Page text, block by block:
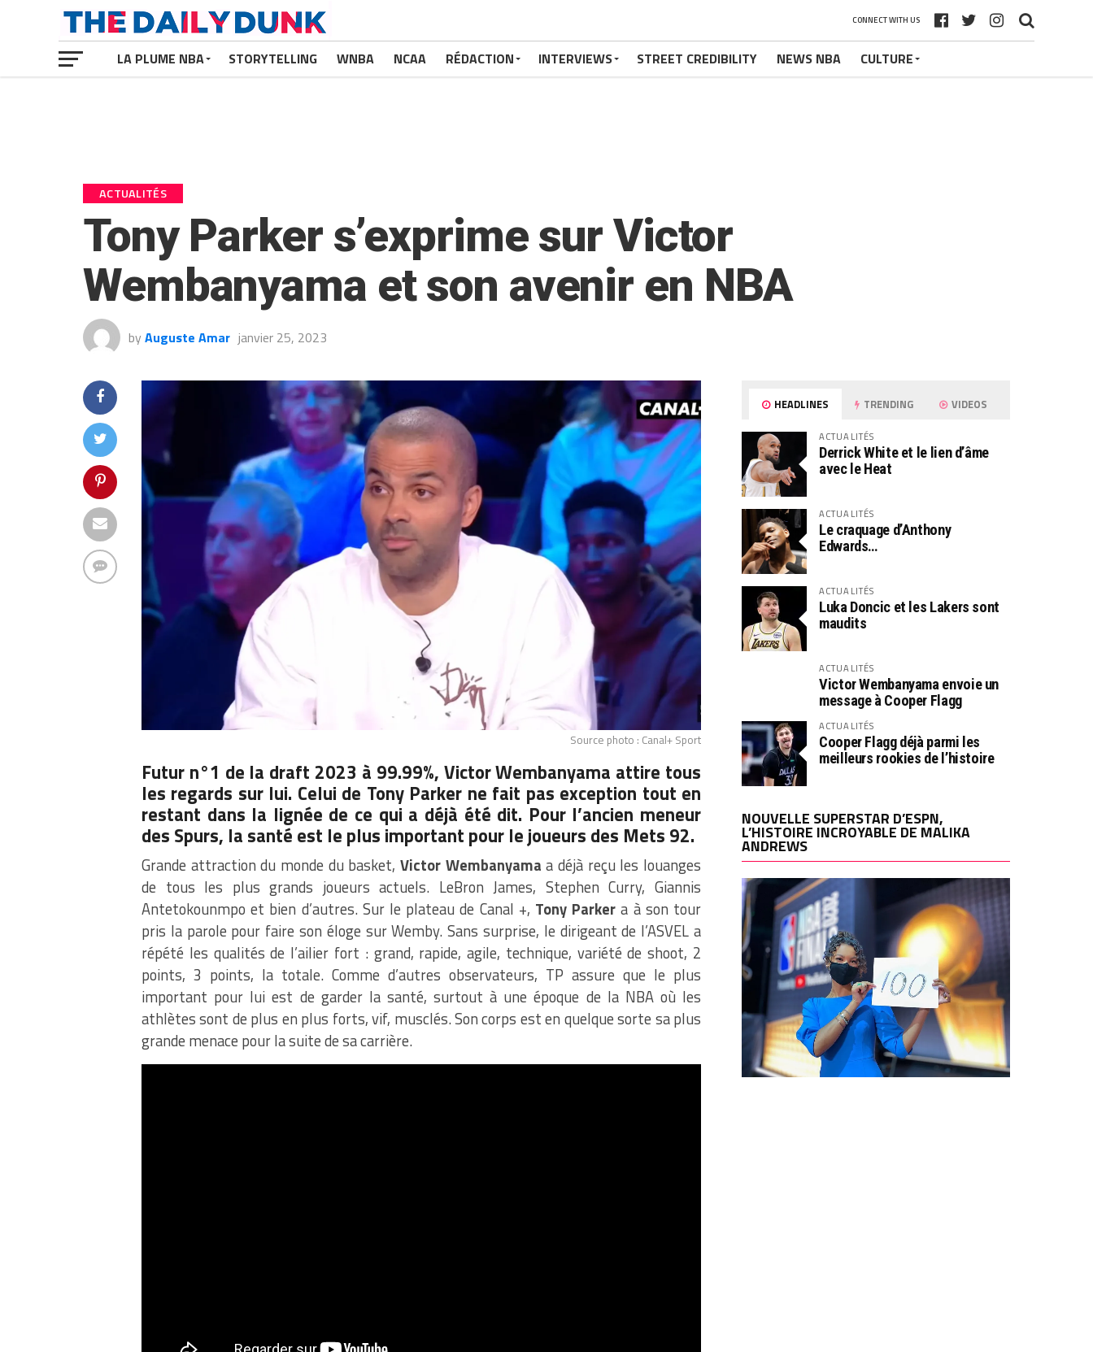
CONNECT WITH US
LA PLUME NBA STORYTELLING WNBA NCAA RÉDACTION INTERVIEWS STREET CREDIBILITY NEWS NBA CULTURE
ACTUALITÉS
Tony Parker s’exprime sur Victor
Wembanyama et son avenir en NBA
by Auguste Amar janvier 25, 2023
Source photo : Canal+ Sport
Futur n°1 de la draft 2023 à 99.99%, Victor Wembanyama attire tous
les regards sur lui. Celui de Tony Parker ne fait pas exception tout en
restant dans la lignée de ce qui a déjà été dit. Pour l’ancien meneur
des Spurs, la santé est le plus important pour le joueurs des Mets 92.
Grande attraction du monde du basket, Victor Wembanyama a déjà reçu les louanges
de tous les plus grands joueurs actuels. LeBron James, Stephen Curry, Giannis
Antetokounmpo et bien d’autres. Sur le plateau de Canal +, Tony Parker a à son tour
pris la parole pour faire son éloge sur Wemby. Sans surprise, le dirigeant de l’ASVEL a
répété les qualités de l’ailier fort : grand, rapide, agile, technique, variété de shoot, 2
points, 3 points, la totale. Comme d’autres observateurs, TP assure que le plus
important pour lui est de garder la santé, surtout à une époque de la NBA où les
athlètes sont de plus en plus forts, vif, musclés. Son corps est en quelque sorte sa plus
grande menace pour la suite de sa carrière.
HEADLINES TRENDING VIDEOS
ACTUALITÉS
Derrick White et le lien d’âme
avec le Heat
ACTUALITÉS
Le craquage d’Anthony
Edwards…
ACTUALITÉS
Luka Doncic et les Lakers sont
maudits
ACTUALITÉS
Victor Wembanyama envoie un
message à Cooper Flagg
ACTUALITÉS
Cooper Flagg déjà parmi les
meilleurs rookies de l’histoire
NOUVELLE SUPERSTAR D’ESPN,
L’HISTOIRE INCROYABLE DE MALIKA
ANDREWS